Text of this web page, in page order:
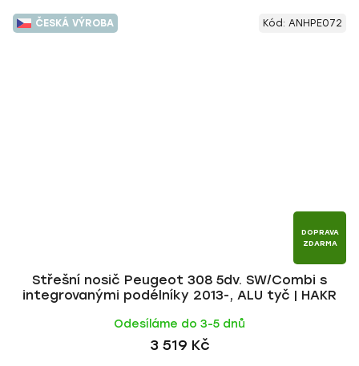
ČESKÁ VÝROBA
DOPRAVA
ZDARMA
Střešní nosič Peugeot 308 5dv. SW/Combi s
integrovanými podélníky 2013-, ALU tyč | HAKR
Odesíláme do 3-5 dnů
3 519 Kč
Kód: ANHPE072